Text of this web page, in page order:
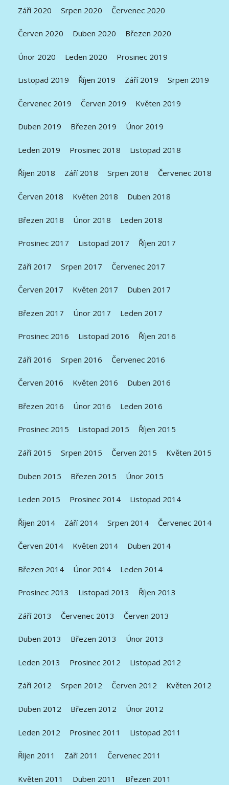
Září 2020 Srpen 2020 Červenec 2020
Červen 2020 Duben 2020 Březen 2020
Únor 2020 Leden 2020 Prosinec 2019
Listopad 2019 Říjen 2019 Září 2019 Srpen 2019
Červenec 2019 Červen 2019 Květen 2019
Duben 2019 Březen 2019 Únor 2019
Leden 2019 Prosinec 2018 Listopad 2018
Říjen 2018 Září 2018 Srpen 2018 Červenec 2018
Červen 2018 Květen 2018 Duben 2018
Březen 2018 Únor 2018 Leden 2018
Prosinec 2017 Listopad 2017 Říjen 2017
Září 2017 Srpen 2017 Červenec 2017
Červen 2017 Květen 2017 Duben 2017
Březen 2017 Únor 2017 Leden 2017
Prosinec 2016 Listopad 2016 Říjen 2016
Září 2016 Srpen 2016 Červenec 2016
Červen 2016 Květen 2016 Duben 2016
Březen 2016 Únor 2016 Leden 2016
Prosinec 2015 Listopad 2015 Říjen 2015
Září 2015 Srpen 2015 Červen 2015 Květen 2015
Duben 2015 Březen 2015 Únor 2015
Leden 2015 Prosinec 2014 Listopad 2014
Říjen 2014 Září 2014 Srpen 2014 Červenec 2014
Červen 2014 Květen 2014 Duben 2014
Březen 2014 Únor 2014 Leden 2014
Prosinec 2013 Listopad 2013 Říjen 2013
Září 2013 Červenec 2013 Červen 2013
Duben 2013 Březen 2013 Únor 2013
Leden 2013 Prosinec 2012 Listopad 2012
Září 2012 Srpen 2012 Červen 2012 Květen 2012
Duben 2012 Březen 2012 Únor 2012
Leden 2012 Prosinec 2011 Listopad 2011
Říjen 2011 Září 2011 Červenec 2011
Květen 2011 Duben 2011 Březen 2011